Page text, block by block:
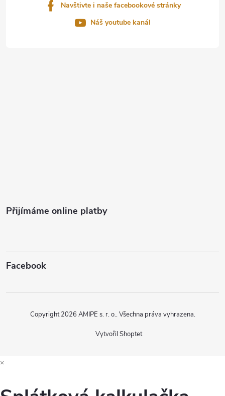
Navštivte i naše facebookové stránky
Náš youtube kanál
Přijímáme online platby
Facebook
Vytvořil Shoptet
Copyright 2026 AMIPE s. r. o.. Všechna práva vyhrazena.
×